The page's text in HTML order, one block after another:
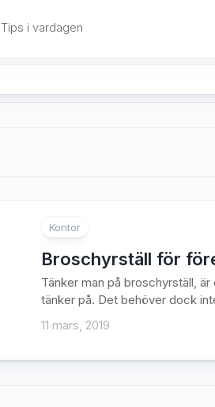
Tips i vardagen
Kontor
Broschyrställ för
Tänker man på broschyrställ,
tänker på. Det behöver dock
11 mars, 2019